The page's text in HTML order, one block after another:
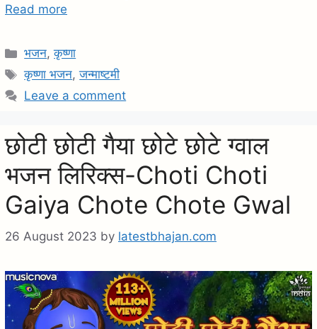
Read more
C
a
t
e
o
r
i
s
भजन,कृष्णा
T
a
कृष्णा भजन,जन्माष्टमी
Leave a comment
छोटी छोटी गैया छोटे छोटे ग्वाल
भजन लिरिक्स-Choti Choti
Gaiya Chote Chote Gwal
26 August 2023 by latestbhajan.com